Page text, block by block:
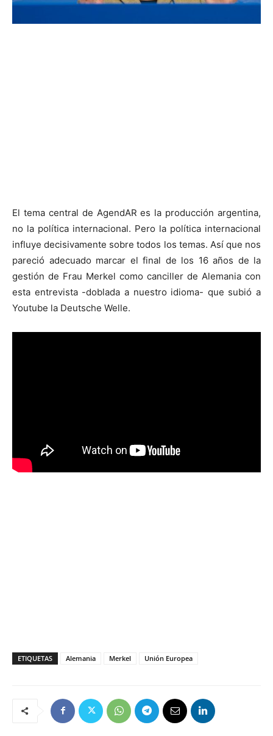
El tema central de AgendAR es la producción argentina,
no la política internacional. Pero la política internacional
influye decisivamente sobre todos los temas. Así que nos
pareció adecuado marcar el final de los 16 años de la
gestión de Frau Merkel como canciller de Alemania con
esta entrevista -doblada a nuestro idioma- que subió a
Youtube la Deutsche Welle.
ETIQUETAS Alemania Merkel Unión Europea